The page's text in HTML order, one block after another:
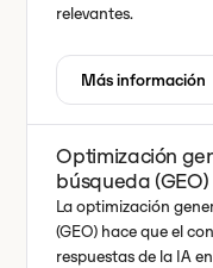
relevantes.
Más información
Optimización
búsqueda (GEO)
La optimización
(GEO) hace que el
respuestas de la IA